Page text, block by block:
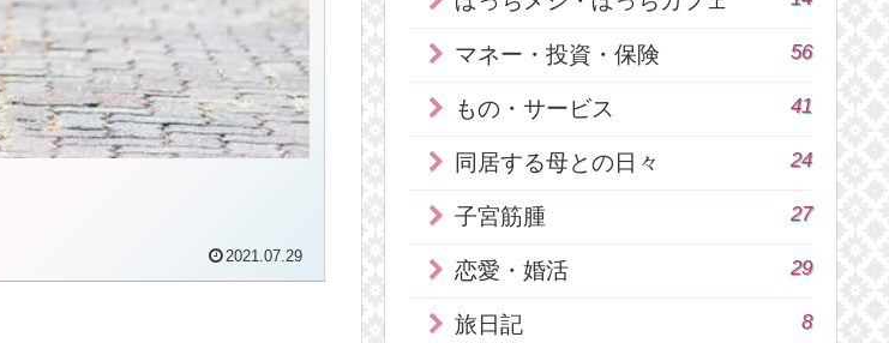
2021.07.29
マネー・投資・保険 56
もの・サービス 41
同居する母との日々 24
子宮筋腫 27
恋愛・婚活 29
旅日記 8